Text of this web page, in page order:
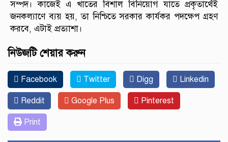
সম্পদ। কাজেই এ খাতের বিশাল বিনিয়োগ যাতে প্রকৃতার্থেই
জনকল্যাণে ব্যয় হয়, তা নিশ্চিতে সরকার কার্যকর পদক্ষেপ গ্রহণ
করবে, এটাই প্রত্যাশা।
নিউজটি শেয়ার করুন
Facebook Twitter Digg Linkedin
Reddit Google Plus Pinterest
Print